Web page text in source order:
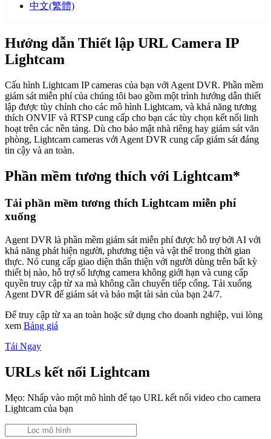
中文(繁體)
Hướng dẫn Thiết lập URL Camera IP
Lightcam
Cấu hình Lightcam IP cameras của bạn với Agent DVR. Phần mềm
giám sát miễn phí của chúng tôi bao gồm một trình hướng dẫn thiết
lập được tùy chỉnh cho các mô hình Lightcam, và khả năng tương
thích ONVIF và RTSP cung cấp cho bạn các tùy chọn kết nối linh
hoạt trên các nền tảng. Dù cho bảo mật nhà riêng hay giám sát văn
phòng, Lightcam cameras với Agent DVR cung cấp giám sát đáng
tin cậy và an toàn.
Phần mềm tương thích với Lightcam*
Tải phần mềm tương thích Lightcam miễn phí
xuống
Agent DVR là phần mềm giám sát miễn phí được hỗ trợ bởi AI với
khả năng phát hiện người, phương tiện và vật thể trong thời gian
thực. Nó cung cấp giao diện thân thiện với người dùng trên bất kỳ
thiết bị nào, hỗ trợ số lượng camera không giới hạn và cung cấp
quyền truy cập từ xa mà không cần chuyển tiếp cổng. Tải xuống
Agent DVR để giám sát và bảo mật tài sản của bạn 24/7.
Để truy cập từ xa an toàn hoặc sử dụng cho doanh nghiệp, vui lòng
xem Bảng giá
Tải Ngay
URLs kết nối Lightcam
Mẹo: Nhấp vào một mô hình để tạo URL kết nối video cho camera
Lightcam của bạn